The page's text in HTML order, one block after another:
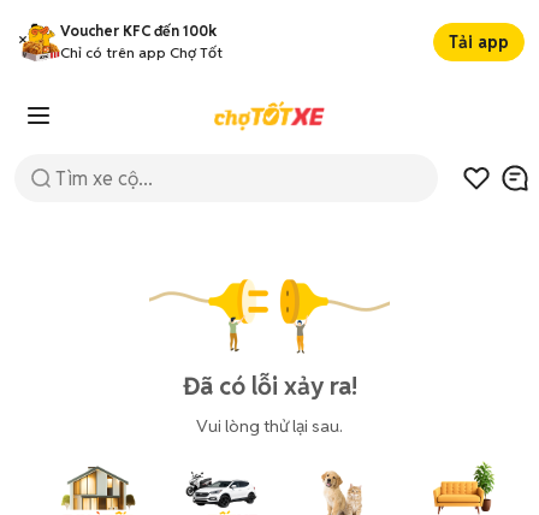
Voucher KFC đến 100k
Chỉ có trên app Chợ Tốt
Tải app
Đã có lỗi xảy ra!
Vui lòng thử lại sau.